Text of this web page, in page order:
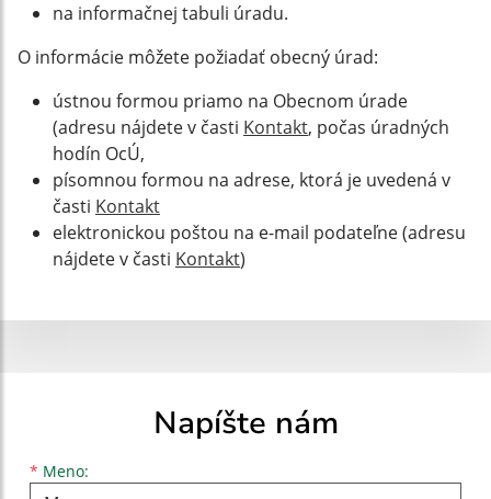
na informačnej tabuli úradu.
O informácie môžete požiadať obecný úrad:
ústnou formou priamo na Obecnom úrade
(adresu nájdete v časti Kontakt, počas úradných
hodín OcÚ,
písomnou formou na adrese, ktorá je uvedená v
časti Kontakt
elektronickou poštou na e-mail podateľne (adresu
nájdete v časti Kontakt)
Napíšte nám
* Meno:
Meno
Priezvisko
E-mailová adresa